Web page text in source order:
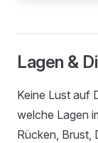
Lagen &
Keine Lust auf
welche Lagen
Rücken, Brust,